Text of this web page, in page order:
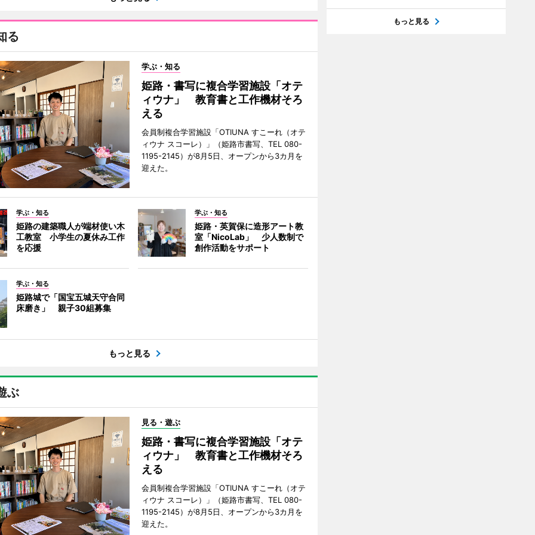
る
学ぶ・知る
姫路・書写に複合学習施設「オテ
ィウナ」 教育書と工作機材そろ
える
会員制複合学習施設「OTIUNA すこーれ（オテ
ィウナ スコーレ）」（姫路市書写、TEL 080-
1195-2145）が8月5日、オープンから3カ月を
迎えた。
学ぶ・知る
姫路の建築職人が端材使い木
工教室 小学生の夏休み工作
を応援
学ぶ・知る
姫路・英賀保に造形アート教
室「NicoLab」 少人数制で
創作活動をサポート
学ぶ・知る
姫路城で「国宝五城天守合同
床磨き」 親子30組募集
もっと見る
ぶ
見る・遊ぶ
姫路・書写に複合学習施設「オテ
ィウナ」 教育書と工作機材そろ
える
会員制複合学習施設「OTIUNA すこーれ（オテ
ィウナ スコーレ）」（姫路市書写、TEL 080-
1195-2145）が8月5日、オープンから3カ月を
迎えた。
もっと見る